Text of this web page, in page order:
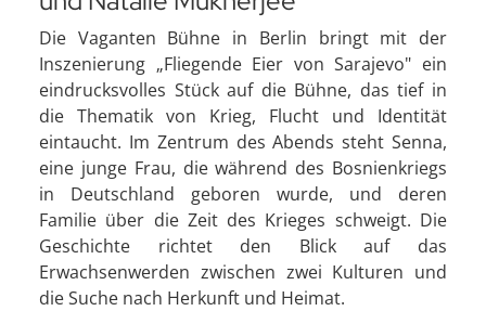
Die Vaganten Bühne in Berlin bringt mit der
Inszenierung „Fliegende Eier von Sarajevo" ein
eindrucksvolles Stück auf die Bühne, das tief in
die Thematik von Krieg, Flucht und Identität
eintaucht. Im Zentrum des Abends steht Senna,
eine junge Frau, die während des Bosnienkriegs
in Deutschland geboren wurde, und deren
Familie über die Zeit des Krieges schweigt. Die
Geschichte richtet den Blick auf das
Erwachsenwerden zwischen zwei Kulturen und
die Suche nach Herkunft und Heimat.